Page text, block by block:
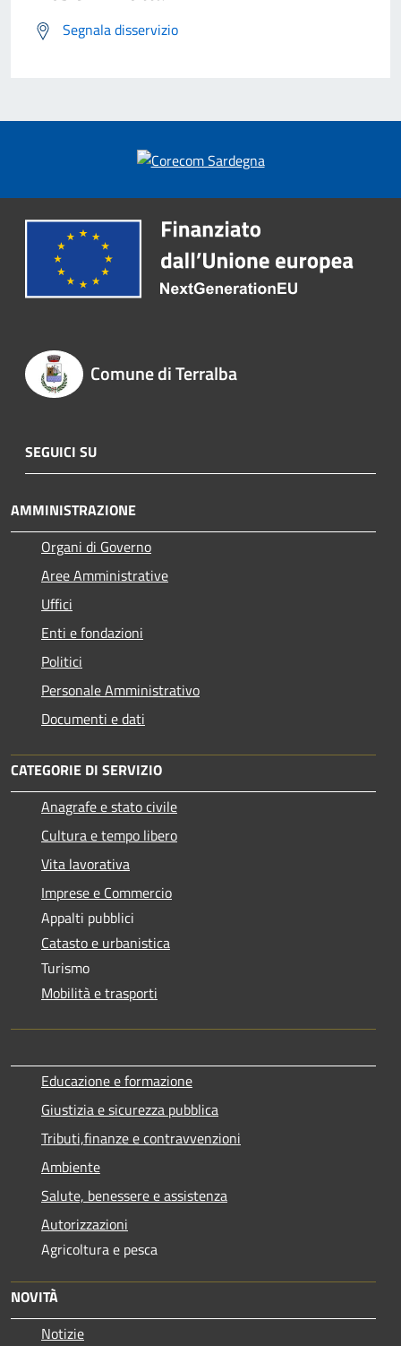
Segnala disservizio
Comune di Terralba
SEGUICI SU
AMMINISTRAZIONE
Organi di Governo
Aree Amministrative
Uffici
Enti e fondazioni
Politici
Personale Amministrativo
Documenti e dati
CATEGORIE DI SERVIZIO
Anagrafe e stato civile
Cultura e tempo libero
Vita lavorativa
Imprese e Commercio
Appalti pubblici
Catasto e urbanistica
Turismo
Mobilità e trasporti
Educazione e formazione
Giustizia e sicurezza pubblica
Tributi,finanze e contravvenzioni
Ambiente
Salute, benessere e assistenza
Autorizzazioni
Agricoltura e pesca
NOVITÀ
Notizie